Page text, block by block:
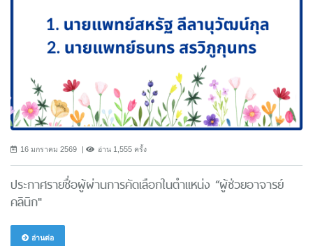
16 มกราคม 2569 อ่าน 1,555 ครั้ง
ประกาศรายชื่อผู้ผ่านการคัดเลือกในตำแหน่ง “ผู้ช่วยอาจารย์
คลินิก"
อ่านต่อ